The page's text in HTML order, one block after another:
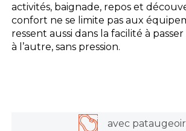
activités, baignade, repos et
confort ne se limite pas aux
ressent aussi dans la facilité à
à l’autre, sans pression.
avec